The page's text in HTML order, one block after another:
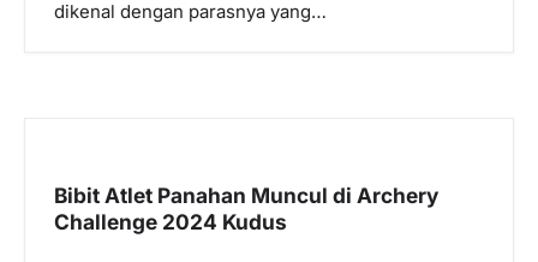
dikenal dengan parasnya yang…
Bibit Atlet Panahan Muncul di Archery
Challenge 2024 Kudus